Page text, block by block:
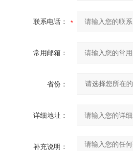
联系电话：
常用邮箱：
省份：
详细地址：
补充说明：